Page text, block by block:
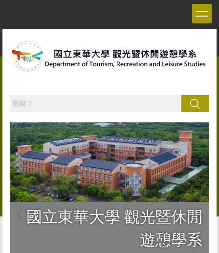
搜尋
國立東華大學 觀光暨休閒
遊憩學系